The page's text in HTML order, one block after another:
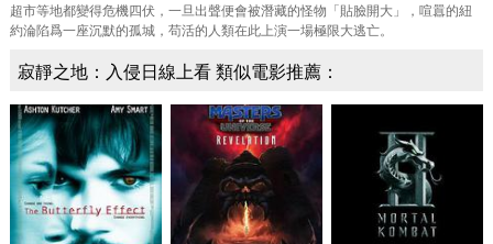
超市等地都變得危機四伏，一旦出聲便會被潛藏的怪物「貼臉開大」，喧囂的紐
約淪陷爲一座沉默的孤城，苟活的人類在此上演一場極限大逃亡。
寂靜之地：入侵日線上看 類似電影推薦：